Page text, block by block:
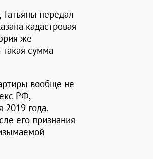
передал
кадастровая
же
сумма
вообще не
РФ,
года.
его признания